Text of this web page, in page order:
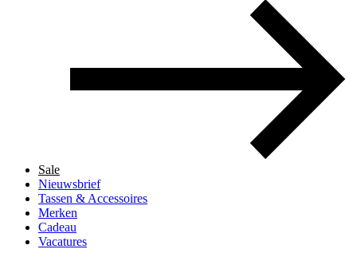
Sale
Nieuwsbrief
Tassen & Accessoires
Merken
Cadeau
Vacatures